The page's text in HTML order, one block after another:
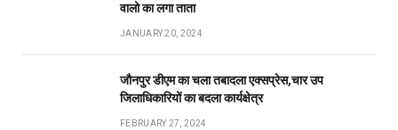
वालो का लगा ताता
JANUARY 20, 2024
जौनपुर डीएम का चला तबादला एक्सप्रेस,चार उप
जिलाधिकारियों का बदला कार्यक्षेत्र
FEBRUARY 27, 2024